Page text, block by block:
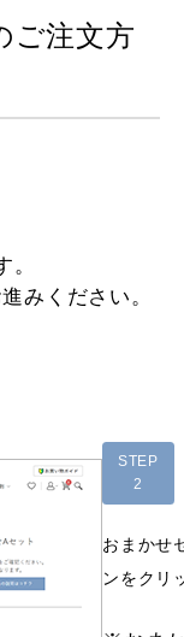
ご注文方
みください。
STEP
2
おまかせ
ンをクリ